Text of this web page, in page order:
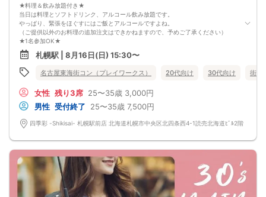
★料理＆飲み放題付き★
当日は料理とソフトドリンク、アルコール飲み放題です。
やっぱり、緊張をほぐすにはご飯とアルコールですよね。
（ご提供以外のお料理の追加注文はできかねますので、予めご了承ください）
★1名参加OK★
他の1名参加の方とペアになりますし、友達作りにも最適です。
基本的には２：２のグループトークとなります。
（１：１でのトークはございませんので、予めご了承ください）
★プロフィールカードにより会話のキッカケもバッチリ★
なんてことは絶対ありません！
プロフィールカードを活用し、「はじめまして」から会話を楽しみましょう。
★完全着席型・連絡先交換は自由★
完全着席型で席替えはできる限り行います。
席替えの５分前には連絡先交換を促すアナウンスをいたしますので、「連絡先交
---------------------------
【お客様へのお願い】
1. ２名様以上でのご参加は必ず同性同士でお申し込みください。
2. 服装の指定はございません。多くのお客様はカジュアルな格好でおこしになら
れています。
札幌駅 | 8月16日(日) 15:30〜
名古屋東海街コン（プレイワークス） 20代向け 30代向け 街コ
女性 残り3席 25〜35歳 3,000円
男性 受付終了 25〜35歳 7,500円
四季彩 -Shikisai- 札幌駅前店 北海道札幌市中央区北四条西4-1読売北海道ﾋﾞﾙ2階